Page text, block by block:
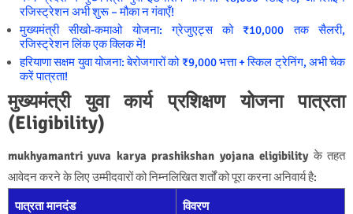
रजिस्ट्रेशन अभी शुरू – मौका न गंवाएँ!
मुख्यमंत्री सीखो-कमाओ योजना: ग्रेजुएट्स को ₹10,000 तक सैलरी,
रजिस्ट्रेशन लिंक एक क्लिक में!
हरियाणा सक्षम युवा योजना: बेरोजगारों को ₹9,000 भत्ता + स्किल ट्रेनिंग, अभी चेक
करें पात्रता!
मुख्यमंत्री युवा कार्य प्रशिक्षण योजना पात्रता
(Eligibility)
mukhyamantri yuva karya prashikshan yojana eligibilityके तहत
आवेदन करने के लिए उम्मीदवारों को निम्नलिखित शर्तों को पूरा करना अनिवार्य है:
पात्रता मानदंड विवरण